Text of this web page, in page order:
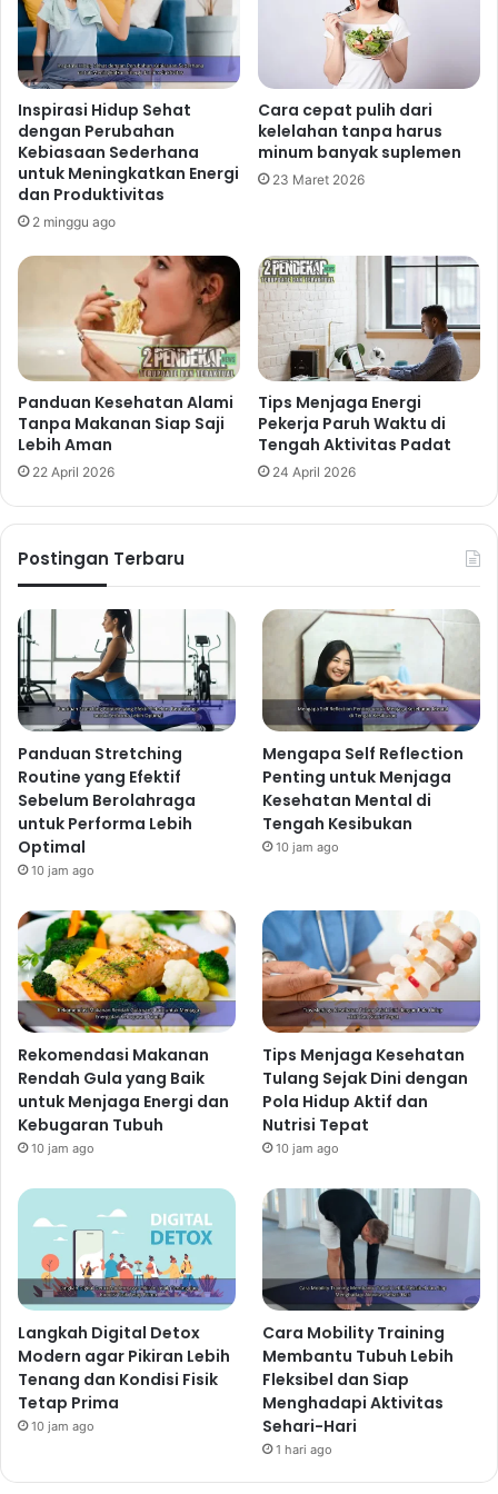
akan vitamin, mineral, dan antioksidan yang penting
untuk kesehatan. Tambahkan buah segar atau jus
sayur ke dalam sarapan Anda.
Hindari gula berlebih:
Gula rafinasi akan
memberikan lonjakan energi yang cepat, tetapi diikuti
dengan penurunan energi yang drastis. Batasi
konsumsi gula tambahan dalam sarapan Anda.
Hidrasi yang Cukup: Air
Putih, Sahabat Kesehatan
Tubuh
Air putih adalah kunci utama untuk menjaga kesehatan
tubuh secara alami dan efektif. Dehidrasi dapat
menyebabkan kelelahan, sakit kepala, dan penurunan
konsentrasi. Pastikan Anda minum air putih yang cukup
sepanjang hari. Berapa banyak? Rekomendasi umum
individu bisa berbeda tergantung pada aktivitas dan
iklim. Bawa botol minum dan isi ulang secara teratur
untuk memudahkan Anda tetap terhidrasi.
Related Articles
Tips Menjaga Kesehatan Tulang
Sejak Dini dengan Pola Hidup Aktif
dan Nutrisi Tepat
10 jam ago
Strategi Hidup Sehat bagi
Maksimal
1 hari ago
Tips Kesehatan Terbaru Mengurangi
Rasa Lemas dengan Perubahan
Rutinitas Harian
2 hari ago
Manfaat Air Putih untuk
Kesehatan
Meningkatkan energi:
Dehidrasi dapat menyebabkan
kelelahan. Minum air putih yang cukup akan
membantu meningkatkan energi dan stamina.
Meningkatkan fungsi otak:
Air putih penting untuk
fungsi otak yang optimal. Dehidrasi dapat
mengganggu konsentrasi dan daya ingat.
Membantu pencernaan:
Air putih membantu proses
pencernaan dan mencegah sembelit.
Menjaga kesehatan kulit:Air putih membantu
Inspirasi Hidup Sehat
dengan Perubahan
Kebiasaan Sederhana
untuk Meningkatkan Energi
dan Produktivitas
2 minggu ago
Cara cepat pulih dari
kelelahan tanpa harus
minum banyak suplemen
23 Maret 2026
Panduan Kesehatan Alami
Tanpa Makanan Siap Saji
Lebih Aman
22 April 2026
Tips Menjaga Energi
Pekerja Paruh Waktu di
Tengah Aktivitas Padat
24 April 2026
Postingan Terbaru
Panduan Stretching
Routine yang Efektif
Sebelum Berolahraga
untuk Performa Lebih
Optimal
10 jam ago
Mengapa Self Reflection
Penting untuk Menjaga
Kesehatan Mental di
Tengah Kesibukan
10 jam ago
Rekomendasi Makanan
Rendah Gula yang Baik
untuk Menjaga Energi dan
Kebugaran Tubuh
10 jam ago
Tips Menjaga Kesehatan
Tulang Sejak Dini dengan
Pola Hidup Aktif dan
Nutrisi Tepat
10 jam ago
Langkah Digital Detox
Modern agar Pikiran Lebih
Tenang dan Kondisi Fisik
Tetap Prima
10 jam ago
Cara Mobility Training
Membantu Tubuh Lebih
Fleksibel dan Siap
Menghadapi Aktivitas
Sehari-Hari
1 hari ago